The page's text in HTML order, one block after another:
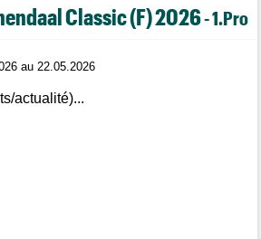
Classic (F) 2026- 1.Pro
au 22.05.2026
actualité)...